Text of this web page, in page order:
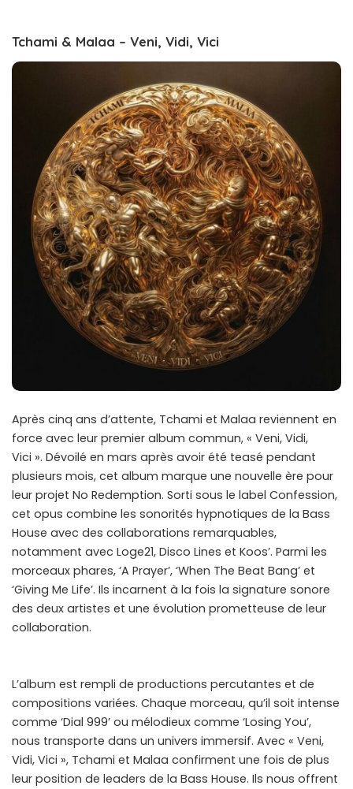
Tchami & Malaa – Veni, Vidi, Vici
Après cinq ans d’attente, Tchami et Malaa reviennent en
force avec leur premier album commun, « Veni, Vidi,
Vici ». Dévoilé en mars après avoir été teasé pendant
plusieurs mois, cet album marque une nouvelle ère pour
leur projet No Redemption. Sorti sous le label Confession,
cet opus combine les sonorités hypnotiques de la Bass
House avec des collaborations remarquables,
notamment avec Loge21, Disco Lines et Koos’. Parmi les
morceaux phares, ‘A Prayer’, ‘When The Beat Bang’ et
‘Giving Me Life’. Ils incarnent à la fois la signature sonore
des deux artistes et une évolution prometteuse de leur
collaboration.
L’album est rempli de productions percutantes et de
compositions variées. Chaque morceau, qu’il soit intense
comme ‘Dial 999’ ou mélodieux comme ‘Losing You’,
nous transporte dans un univers immersif. Avec « Veni,
Vidi, Vici », Tchami et Malaa confirment une fois de plus
leur position de leaders de la Bass House. Ils nous offrent